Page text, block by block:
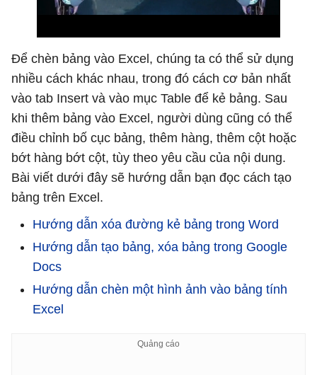
Để chèn bảng vào Excel, chúng ta có thể sử dụng
nhiều cách khác nhau, trong đó cách cơ bản nhất
vào tab Insert và vào mục Table để kẻ bảng. Sau
khi thêm bảng vào Excel, người dùng cũng có thể
điều chỉnh bố cục bảng, thêm hàng, thêm cột hoặc
bớt hàng bớt cột, tùy theo yêu cầu của nội dung.
Bài viết dưới đây sẽ hướng dẫn bạn đọc cách tạo
bảng trên Excel.
Hướng dẫn xóa đường kẻ bảng trong Word
Hướng dẫn tạo bảng, xóa bảng trong Google
Docs
Hướng dẫn chèn một hình ảnh vào bảng tính
Excel